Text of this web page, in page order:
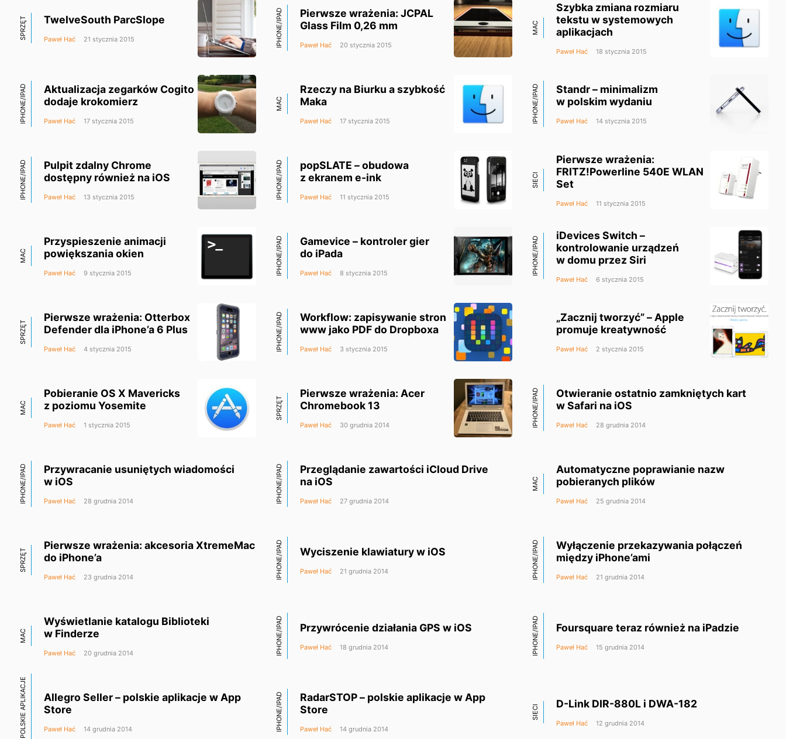
SPRZĘT TwelveSouth ParcSlope
Paweł Hać 21 stycznia 2015 IPHONE/IPAD
Pierwsze wrażenia: JCPAL
Glass Film 0,26 mm
Paweł Hać 20 stycznia 2015
MAC
Szybka zmiana rozmiaru
tekstu w systemowych
aplikacjach
Paweł Hać 18 stycznia 2015
IPHONE/IPAD
Aktualizacja zegarków Cogito
dodaje krokomierz
Paweł Hać 17 stycznia 2015
MAC
Rzeczy na Biurku a szybkość
Maka
Paweł Hać 17 stycznia 2015 IPHONE/IPAD
Standr – minimalizm
w polskim wydaniu
Paweł Hać 14 stycznia 2015
IPHONE/IPAD
Pulpit zdalny Chrome
dostępny również na iOS
Paweł Hać 13 stycznia 2015 IPHONE/IPAD
popSLATE – obudowa
z ekranem e-ink
Paweł Hać 11 stycznia 2015
SIECI
Pierwsze wrażenia:
FRITZ!Powerline 540E WLAN
Set
Paweł Hać 11 stycznia 2015
MAC
Przyspieszenie animacji
powiększania okien
Paweł Hać 9 stycznia 2015 IPHONE/IPAD
Gamevice – kontroler gier
do iPada
Paweł Hać 8 stycznia 2015 IPHONE/IPAD
iDevices Switch –
kontrolowanie urządzeń
w domu przez Siri
Paweł Hać 6 stycznia 2015
SPRZĘT
Pierwsze wrażenia: Otterbox
Defender dla iPhone’a 6 Plus
Paweł Hać 4 stycznia 2015 IPHONE/IPAD
Workflow: zapisywanie stron
www jako PDF do Dropboxa
Paweł Hać 3 stycznia 2015
„Zacznij tworzyć” – Apple
promuje kreatywność
Paweł Hać 2 stycznia 2015
MAC
Pobieranie OS X Mavericks
z poziomu Yosemite
Paweł Hać 1 stycznia 2015
SPRZĘT
Pierwsze wrażenia: Acer
Chromebook 13
Paweł Hać 30 grudnia 2014 IPHONE/IPAD
Otwieranie ostatnio zamkniętych kart
w Safari na iOS
Paweł Hać 28 grudnia 2014
IPHONE/IPAD
Przywracanie usuniętych wiadomości
w iOS
Paweł Hać 28 grudnia 2014 IPHONE/IPAD
Przeglądanie zawartości iCloud Drive
na iOS
Paweł Hać 27 grudnia 2014
MAC
Automatyczne poprawianie nazw
pobieranych plików
Paweł Hać 25 grudnia 2014
SPRZĘT
Pierwsze wrażenia: akcesoria XtremeMac
do iPhone’a
Paweł Hać 23 grudnia 2014 IPHONE/IPAD Wyciszenie klawiatury w iOS
Paweł Hać 21 grudnia 2014 IPHONE/IPAD
Wyłączenie przekazywania połączeń
między iPhone’ami
Paweł Hać 21 grudnia 2014
MAC
Wyświetlanie katalogu Biblioteki
w Finderze
Paweł Hać 20 grudnia 2014 IPHONE/IPAD Przywrócenie działania GPS w iOS
Paweł Hać 18 grudnia 2014 IPHONE/IPAD Foursquare teraz również na iPadzie
Paweł Hać 15 grudnia 2014
POLSKIE APLIKACJE
Allegro Seller – polskie aplikacje w App
Store
Paweł Hać 14 grudnia 2014 IPHONE/IPAD
RadarSTOP – polskie aplikacje w App
Store
Paweł Hać 14 grudnia 2014
SIECI
D-Link DIR-880L i DWA-182
Paweł Hać 12 grudnia 2014